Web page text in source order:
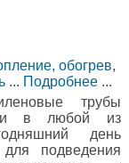
обогрев,
... Подробнее ...
трубы
в любой из
день
подведения